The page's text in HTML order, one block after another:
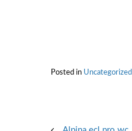
Posted in Uncategorized